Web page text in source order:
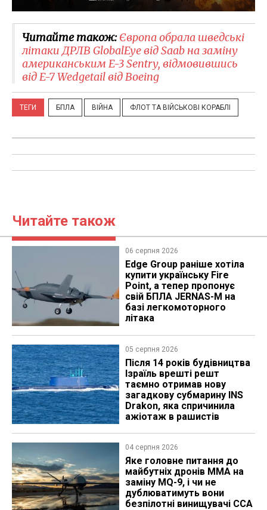
Читайте також:Європа обрала шведські
літаки ДРЛВ GlobalEye від Saab на заміну
американським E-3 Sentry, відмовившись
від E-7 Wedgetail від Boeing
ТЕГИ БПЛА ВІЙНА ФЛОТ ТА ВІЙСЬКОВІ КОРАБЛІ
Читайте також
06 серпня 2026
Edge Group раніше хотіла
купити українську Fire
Point, а тепер пропонує
свій БПЛА JERNAS-M на
базі легкомоторного
літака
05 серпня 2026
Після 14 років будівництва
Ізраїль врешті решт
таємно отримав нову
загадкову субмарину INS
Drakon, яка спричинила
ажіотаж в рашистів
04 серпня 2026
Яке головне питання до
майбутніх дронів MMA на
заміну MQ-9, і чи не
дублюватимуть вони
безпілотні винищувачі CCA